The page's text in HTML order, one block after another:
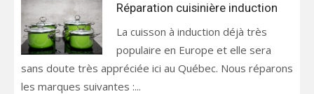
Réparation cuisinière induction
La cuisson à induction déjà très
populaire en Europe et elle sera
sans doute très appréciée ici au Québec. Nous réparons
les marques suivantes :...